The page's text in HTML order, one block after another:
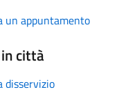
un appuntamento
città
disservizio